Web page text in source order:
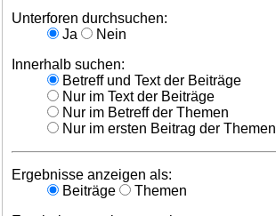
Unterforen durchsuchen:
Ja
Nein
Innerhalb suchen:
Betreff und Text der Beiträge
Nur im Text der Beiträge
Nur im Betreff der Themen
Nur im ersten Beitrag der Themen
Ergebnisse anzeigen als:
Beiträge
Themen